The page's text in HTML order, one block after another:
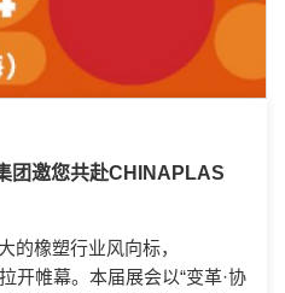
团邀您共赴CHINAPLAS
的橡塑行业风向标，
开帷幕。本届展会以“变革·协